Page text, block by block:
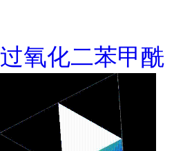
过氧化二苯甲酰